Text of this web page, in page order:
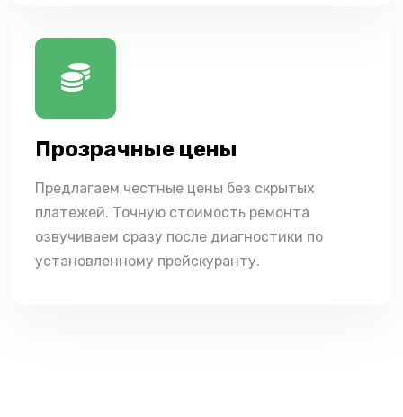
Прозрачные цены
Предлагаем честные цены без скрытых
платежей. Точную стоимость ремонта
озвучиваем сразу после диагностики по
установленному прейскуранту.